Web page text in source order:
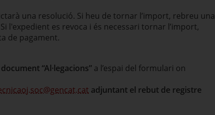
una resolució. Si heu de tornar l’import, rebreu una
l'expedient es revoca i és necessari tornar l’import,
de pagament.
“Al·legacions” a l’espai del formulari on
adjuntant el rebut de registre